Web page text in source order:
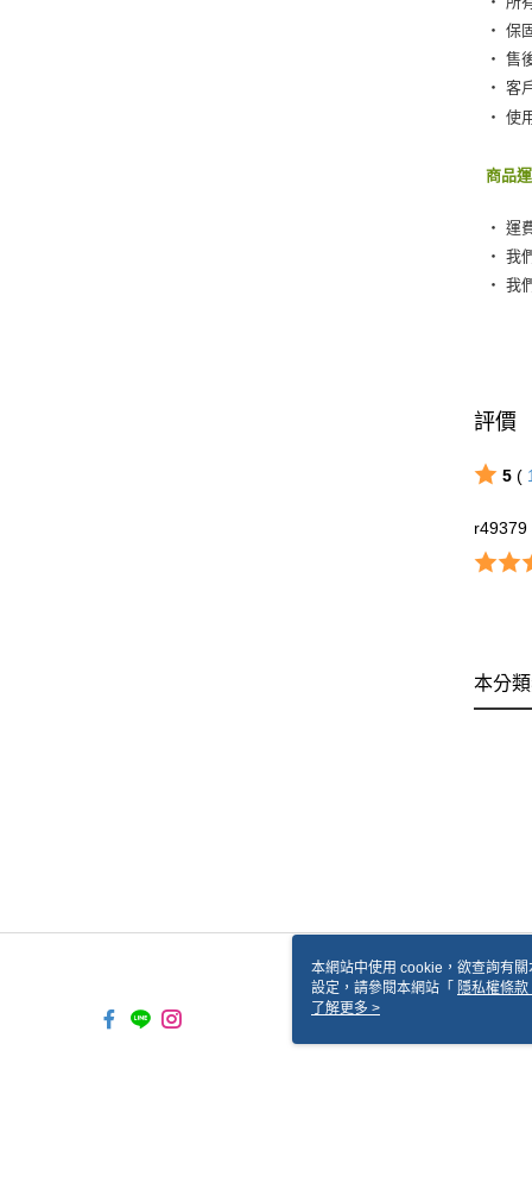
‧ 保
‧ 售
‧ 客
‧ 使
商品
‧ 運
‧ 我
‧ 我
評價
5(
r49379
本分
本網站中使用 cookie，欲查詢有
設定，請參閱本網站「 隱私權條款
使用 cookie。
了解更多 >